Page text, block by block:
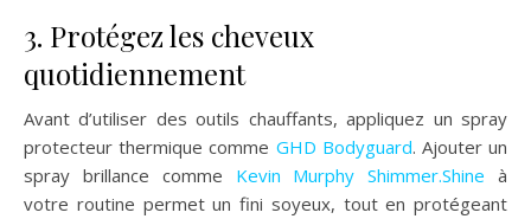
3. Protégez les cheveux
quotidiennement
Avant d’utiliser des outils chauffants, appliquez un spray
protecteur thermique comme GHD Bodyguard. Ajouter un
spray brillance comme Kevin Murphy Shimmer.Shine à
votre routine permet un fini soyeux, tout en protégeant